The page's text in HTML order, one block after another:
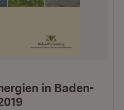
in Baden-